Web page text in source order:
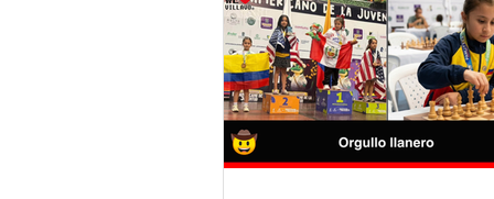
body piercer profesional
ha construido una carrera en el
del arte corporal, convencido de
tatuaje y el body piercing van
más allá de la estética: son una
inmortalizar historias, emociones
momentos que acompañarán a